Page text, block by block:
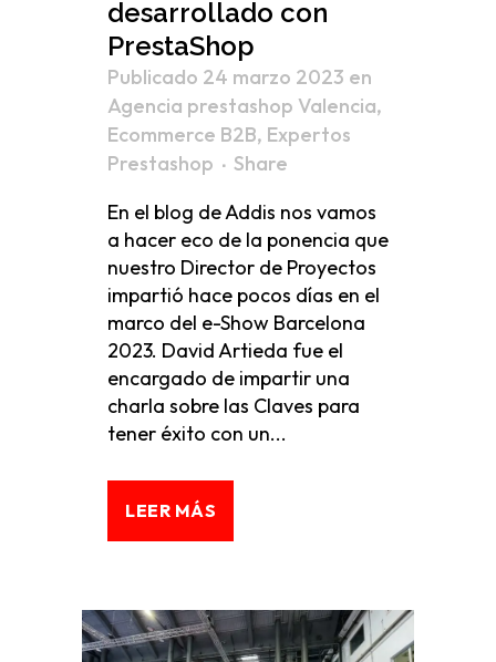
desarrollado con
PrestaShop
Publicado 24 marzo 2023 en
Agencia prestashop Valencia,
Ecommerce B2B, Expertos
Prestashop
Share
En el blog de Addis nos vamos
a hacer eco de la ponencia que
nuestro Director de Proyectos
impartió hace pocos días en el
marco del e-Show Barcelona
2023. David Artieda fue el
encargado de impartir una
charla sobre las Claves para
tener éxito con un...
LEER MÁS